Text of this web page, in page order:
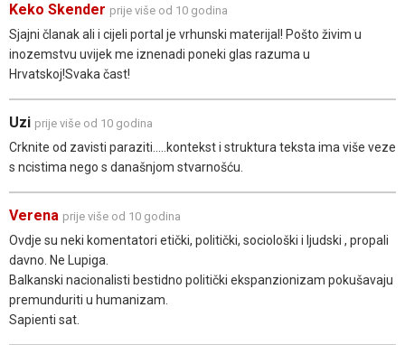
Keko Skender prije više od 10 godina
Sjajni članak ali i cijeli portal je vrhunski materijal! Pošto živim u
inozemstvu uvijek me iznenadi poneki glas razuma u
Hrvatskoj!Svaka čast!
Uzi prije više od 10 godina
Crknite od zavisti paraziti.....kontekst i struktura teksta ima više veze
s ncistima nego s današnjom stvarnošću.
Verena prije više od 10 godina
Ovdje su neki komentatori etički, politički, sociološki i ljudski , propali
davno. Ne Lupiga.
Balkanski nacionalisti bestidno politički ekspanzionizam pokušavaju
premunduriti u humanizam.
Sapienti sat.